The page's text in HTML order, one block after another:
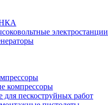
электростанции
компрессоры
для пескоструйных работ